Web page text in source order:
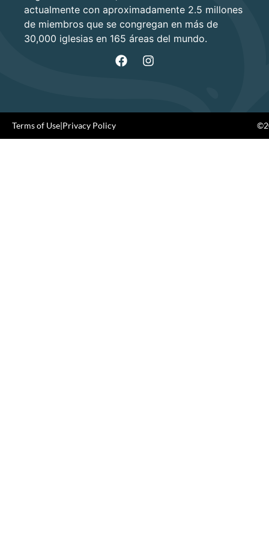
actualmente con aproximadamente 2.5 millones
de miembros que se congregan en más de
30,000 iglesias en 165 áreas del mundo.
Terms of Use|Privacy Policy